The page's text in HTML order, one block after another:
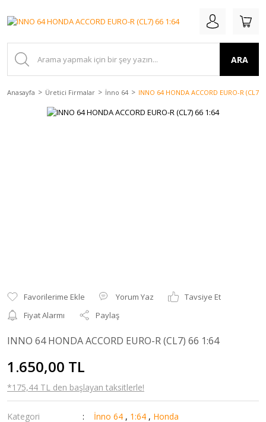
ARA
Anasayfa Üretici Firmalar İnno 64 INNO 64 HONDA ACCORD EURO-R (CL7)
Yorum Yaz
Tavsiye Et
Fiyat Alarmı
Paylaş
INNO 64 HONDA ACCORD EURO-R (CL7) 66 1:64
1.650,00 TL
*175,44 TL den başlayan taksitlerle!
Kategori İnno 64 , 1:64 , Honda